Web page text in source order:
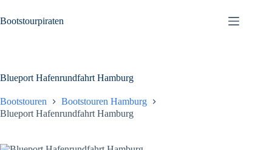
Inhalt
springen
Bootstourpiraten
Blueport Hafenrundfahrt Hamburg
Bootstouren
Bootstouren Hamburg
Blueport Hafenrundfahrt Hamburg